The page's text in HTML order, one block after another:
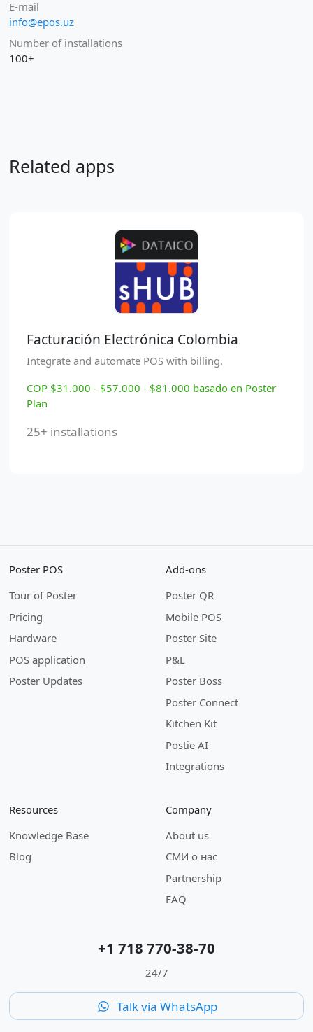
E-mail
info@epos.uz
Number of installations
100+
Related apps
Facturación Electrónica Colombia
Integrate and automate POS with billing.
COP $31.000 - $57.000 - $81.000 basado en Poster
Plan
25+ installations
Poster POS
Tour of Poster
Pricing
Hardware
POS application
Poster Updates
Add-ons
Poster QR
Mobile POS
Poster Site
P&L
Poster Boss
Poster Connect
Kitchen Kit
Postie AI
Integrations
Resources
Knowledge Base
Blog
Company
About us
СМИ о нас
Partnership
FAQ
+1 718 770-38-70
24/7
Talk via WhatsApp